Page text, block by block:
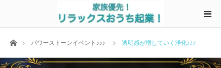
ホームパワーストーンイベント♪♪♪ 透明感が増していく浄化♪♪♪